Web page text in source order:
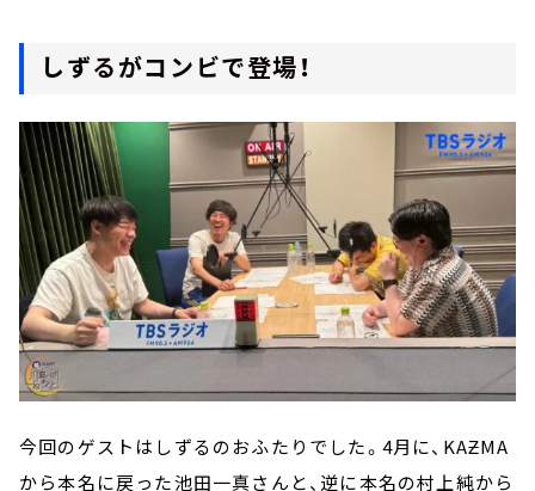
しずるがコンビで登場！
今回のゲストはしずるのおふたりでした。4月に、KAƵMA
から本名に戻った池田一真さんと、逆に本名の村上純から